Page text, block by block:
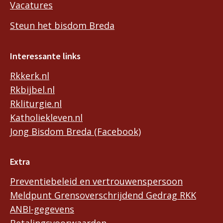
Vacatures
Steun het bisdom Breda
Interessante links
Rkkerk.nl
Rkbijbel.nl
Rkliturgie.nl
Katholiekleven.nl
Jong Bisdom Breda (Facebook)
Extra
Preventiebeleid en vertrouwenspersoon
Meldpunt Grensoverschrijdend Gedrag RKK
ANBI-gegevens